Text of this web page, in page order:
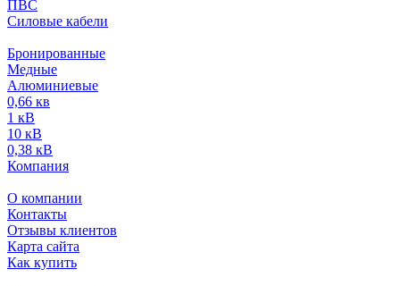
ПВС
Силовые кабели
Бронированные
Медные
Алюминиевые
0,66 кв
1 кВ
10 кВ
0,38 кВ
Компания
О компании
Контакты
Отзывы клиентов
Карта сайта
Как купить